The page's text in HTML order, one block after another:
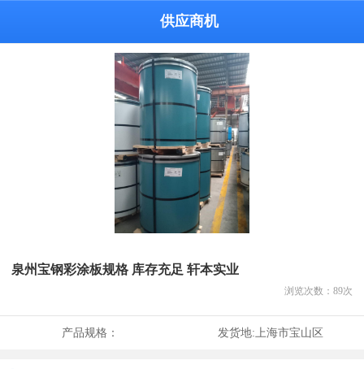
供应商机
泉州宝钢彩涂板规格 库存充足 轩本实业
浏览次数： 89次
产品规格： 发货地:上海市宝山区